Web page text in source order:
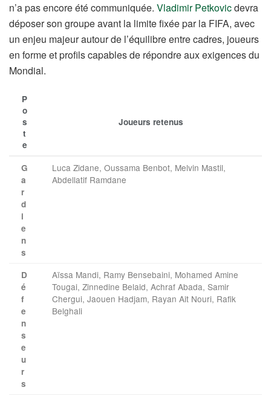
n’a pas encore été communiquée. Vladimir Petkovicdevra
déposer son groupe avant la limite fixée par la FIFA, avec
un enjeu majeur autour de l’équilibre entre cadres, joueurs
en forme et profils capables de répondre aux exigences du
Mondial.
P
o
s
t
e
Joueurs retenus
G
a
r
d
i
e
n
s
Luca Zidane, Oussama Benbot, Melvin Mastil,
Abdellatif Ramdane
D
é
f
e
n
s
e
u
r
s
Aïssa Mandi, Ramy Bensebaini, Mohamed Amine
Tougai, Zinnedine Belaid, Achraf Abada, Samir
Chergui, Jaouen Hadjam, Rayan Ait Nouri, Rafik
Belghali